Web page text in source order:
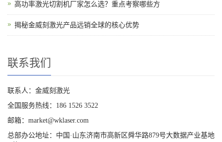
高功率激光切割机厂家怎么选？重点考察哪些方
揭秘金威刻激光产品远销全球的核心优势
联系我们
联系人：金威刻激光
全国服务热线：186 1526 3522
邮箱：market@wklaser.com
总部办公地址：中国·山东济南市高新区舜华路879号大数据产业基地